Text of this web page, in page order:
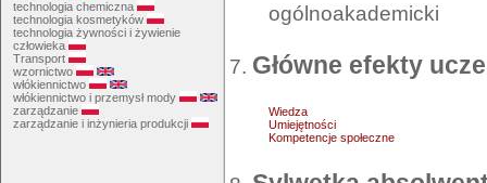
technologia chemiczna
technologia kosmetyków
technologia żywności i żywienie
człowieka
Transport
wzornictwo
włókiennictwo
włókiennictwo i przemysł mody
zarządzanie
zarządzanie i inżynieria produkcji
ogólnoakademicki
Główne efekty
Wiedza
Umiejętności
Kompetencje społeczne